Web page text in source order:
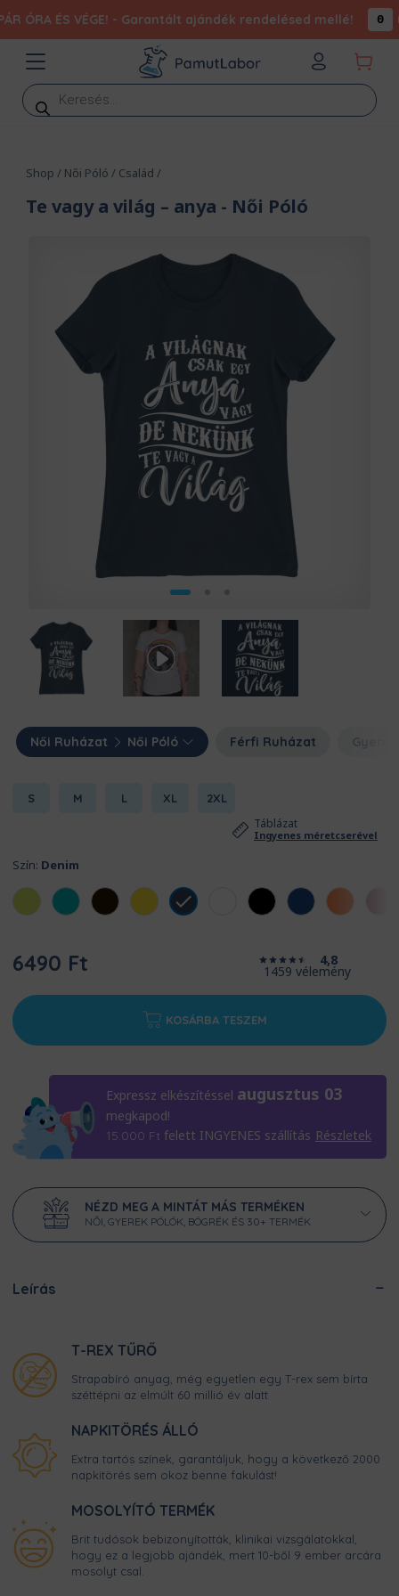
ÓRA ÉS VÉGE! - Garantált ajándék rendelésed mellé!
Products
search
Shop / Női Póló / Család /
Te vagy a világ – anya - Női Póló
Női Ruházat Női Póló Férfi Ruházat
S M L XL 2XL
Táblázat
Ingyenes méretcserével
Szín: Denim
6490 Ft 4,8
1459 vélemény
KOSÁRBA TESZEM
Expressz elkészítéssel augusztus 03
megkapod!
15.000 Ft felett INGYENES szállítás Részletek
NÉZD MEG A MINTÁT MÁS TERMÉKEN
NŐI, GYEREK PÓLÓK, BÖGRÉK ÉS 30+ TERMÉK
Leírás
T-REX TŰRŐ
Strapabíró anyag, még egyetlen egy T-rex sem bírta
széttépni az elmúlt 60 millió év alatt
NAPKITÖRÉS ÁLLÓ
Extra tartós színek, garantáljuk, hogy a következő 2000
napkitörés sem okoz benne fakulást!
MOSOLYÍTÓ TERMÉK
Brit tudósok bebizonyították, klinikai vizsgálatokkal,
hogy ez a legjobb ajándék, mert 10-ből 9 ember arcára
mosolyt csal.